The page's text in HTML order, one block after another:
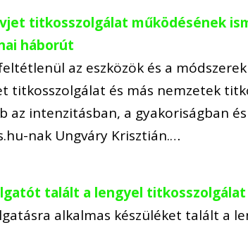
titkosszolgálat működésének
háborút
az eszközök és a
titkosszolgálat és más nemzetek
az intenzitásban, a gyakoriságban
nak Ungváry Krisztián.…
talált a lengyel
alkalmas készüléket talált a